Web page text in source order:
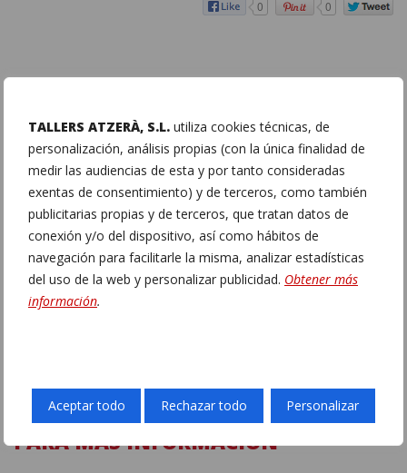
TALLERS ATZERÀ, S.L. utiliza cookies técnicas, de
personalización, análisis propias (con la única finalidad de
medir las audiencias de esta y por tanto consideradas
exentas de consentimiento) y de terceros, como también
publicitarias propias y de terceros, que tratan datos de
conexión y/o del dispositivo, así como hábitos de
navegación para facilitarle la misma, analizar estadísticas
del uso de la web y personalizar publicidad. Obtener más
información.
Personalizar
Rechazar todo
Aceptar todo
0 0
PARA MÁS INFORMACIÓN